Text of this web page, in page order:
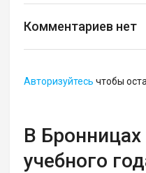
Комментариев нет
Авторизуйтесь чтобы
В Бронницах
учебного